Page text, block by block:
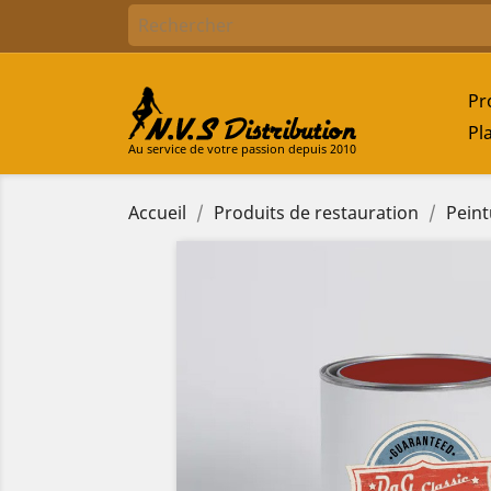
Au service de votre passion depuis 2010
Accueil Produits de restauration